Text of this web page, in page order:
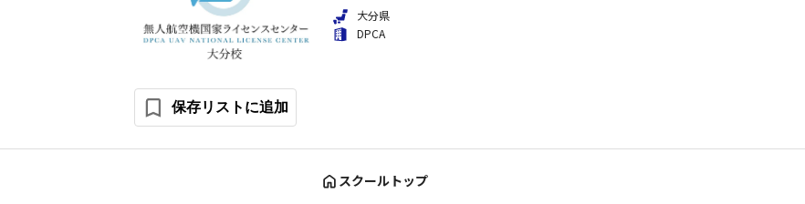
大分県
DPCA
保存リストに追加
スクールトップ